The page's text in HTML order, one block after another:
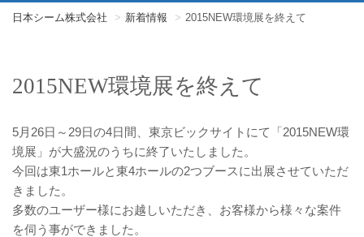
日本シーム株式会社 新着情報 2015NEW環境展を終えて
2015NEW環境展を終えて
5月26日～29日の4日間、東京ビックサイトにて「2015NEW環
境展」が大盛況のうちに終了いたしました。
今回は東1ホールと東4ホールの2つブースに出展させていただ
きました。
多数のユーザー様にお越しいただき、お客様から様々な案件
を伺う事ができました。